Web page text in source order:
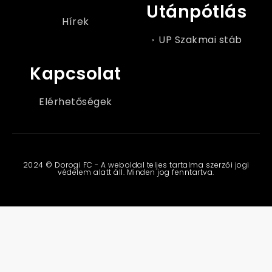
Hírek Utánpótlás
UP Szakmai stáb
Kapcsolat
Elérhetőségek
2024 © Dorogi FC - A weboldal teljes tartalma szerzői jogi
védelem alatt áll. Minden jog fenntartva.